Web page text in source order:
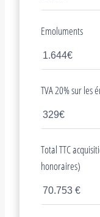
Emoluments
TVA 20% sur les
Total TTC
honoraires)